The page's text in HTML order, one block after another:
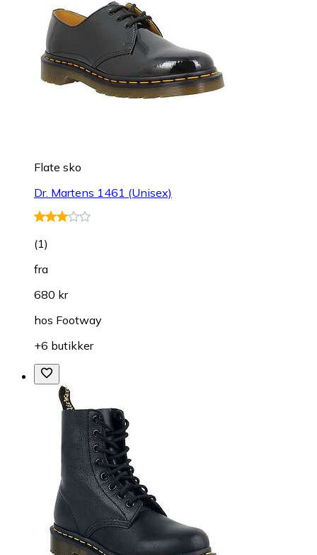
Flate sko
Dr. Martens 1461 (Unisex)
(1)
fra
680 kr
hos Footway
+6 butikker